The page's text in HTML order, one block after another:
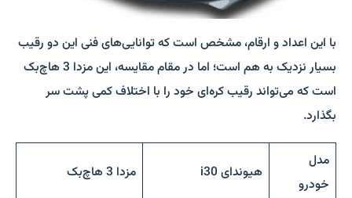
با این اعداد و ارقام، مشخص است که توانایی‌های فنی این دو رقیب
بسیار نزدیک به هم است؛ اما در مقام مقایسه، این مزدا 3 هاچ‌بک
است که می‌تواند رقیب کره‌ای خود را با اختلاف کمی پشت سر
بگذارد.
مدل
خودرو
هیوندای i30 مزدا 3 هاچ‌بک